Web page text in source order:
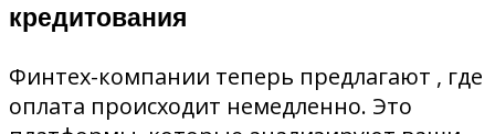
кредитования
Финтех-компании теперь предлагают , где
оплата происходит немедленно. Это